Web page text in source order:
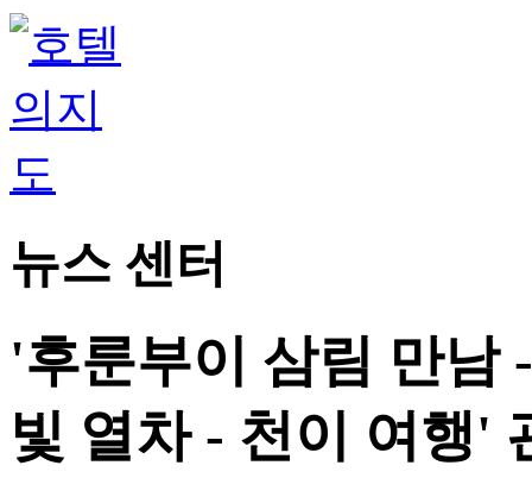
뉴스 센터
'후룬부이 삼림 만남
빛 열차 - 천이 여행'